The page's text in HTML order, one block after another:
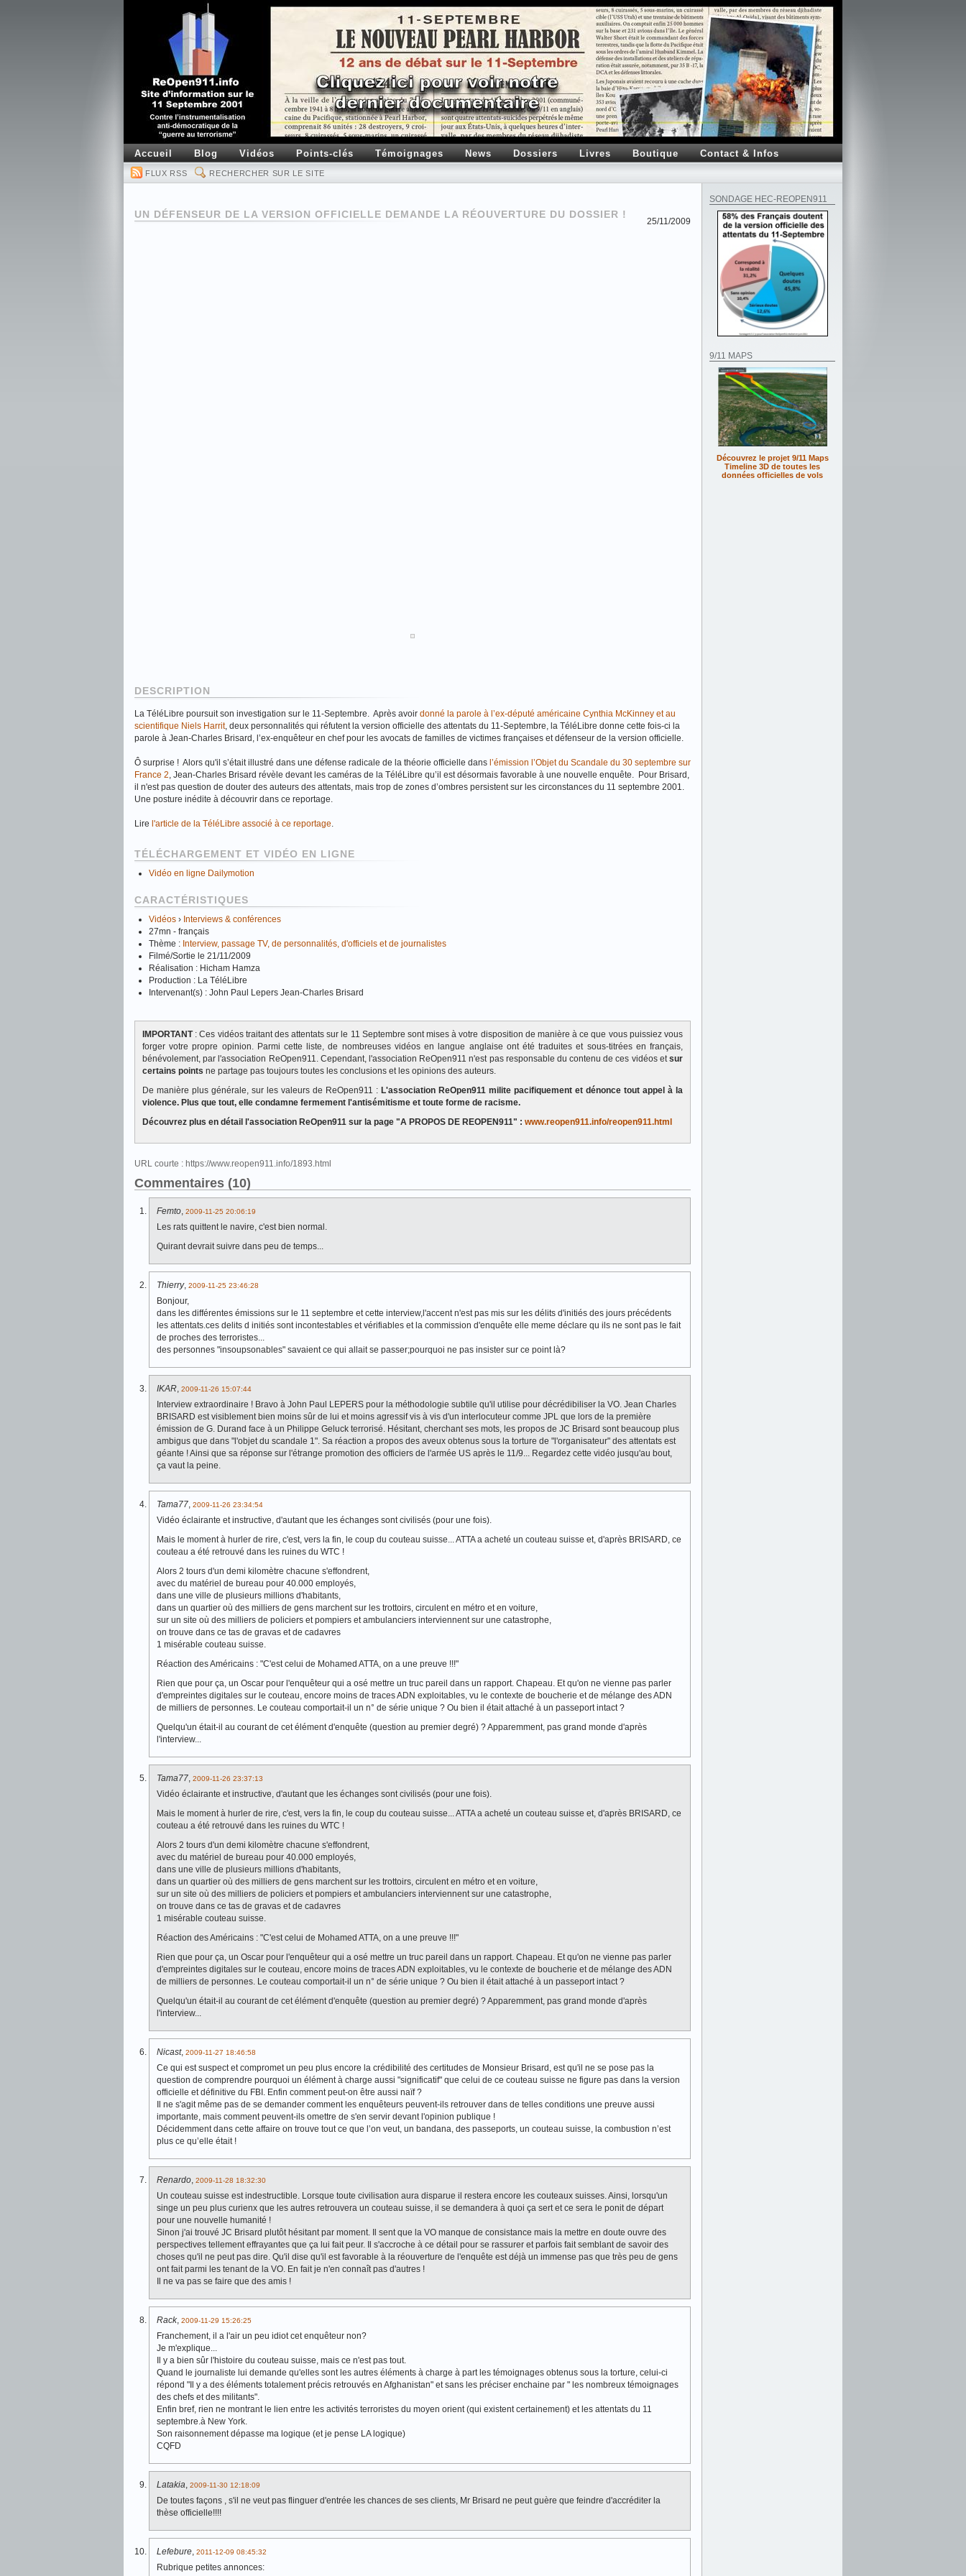
Accueil Blog Vidéos Points-clés Témoignages News Dossiers Livres Boutique Contact & Infos
FLUX RSS RECHERCHER SUR LE SITE
25/11/2009
UN DÉFENSEUR DE LA VERSION OFFICIELLE DEMANDE LA RÉOUVERTURE DU DOSSIER !
DESCRIPTION
La TéléLibre poursuit son investigation sur le 11-Septembre. Après avoir donné la parole à l’ex-député américaine Cynthia McKinney et au
scientifique Niels Harrit, deux personnalités qui réfutent la version officielle des attentats du 11-Septembre, la TéléLibre donne cette fois-ci la
parole à Jean-Charles Brisard, l’ex-enquêteur en chef pour les avocats de familles de victimes françaises et défenseur de la version officielle.
Ô surprise ! Alors qu'il s’était illustré dans une défense radicale de la théorie officielle dans l’émission l’Objet du Scandale du 30 septembre sur
France 2, Jean-Charles Brisard révèle devant les caméras de la TéléLibre qu’il est désormais favorable à une nouvelle enquête. Pour Brisard,
il n'est pas question de douter des auteurs des attentats, mais trop de zones d’ombres persistent sur les circonstances du 11 septembre 2001.
Une posture inédite à découvrir dans ce reportage.
Lire l'article de la TéléLibre associé à ce reportage.
TÉLÉCHARGEMENT ET VIDÉO EN LIGNE
Vidéo en ligne Dailymotion
CARACTÉRISTIQUES
Vidéos › Interviews & conférences
27mn - français
Thème : Interview, passage TV, de personnalités, d'officiels et de journalistes
Filmé/Sortie le 21/11/2009
Réalisation : Hicham Hamza
Production : La TéléLibre
Intervenant(s) : John Paul Lepers Jean-Charles Brisard
IMPORTANT: Ces vidéos traitant des attentats sur le 11 Septembre sont mises à votre disposition de manière à ce que vous puissiez vous
forger votre propre opinion. Parmi cette liste, de nombreuses vidéos en langue anglaise ont été traduites et sous-titrées en français,
bénévolement, par l'association ReOpen911. Cependant, l'association ReOpen911 n'est pas responsable du contenu de ces vidéos etsur
certains points ne partage pas toujours toutes les conclusions et les opinions des auteurs.
De manière plus générale, sur les valeurs de ReOpen911 : L'association ReOpen911 milite pacifiquement et dénonce tout appel à la
violence. Plus que tout, elle condamne fermement l'antisémitisme et toute forme de racisme.
Découvrez plus en détail l'association ReOpen911 sur la page "A PROPOS DE REOPEN911" : www.reopen911.info/reopen911.html
URL courte : https://www.reopen911.info/1893.html
Commentaires (10)
Femto, 2009-11-25 20:06:19
Les rats quittent le navire, c'est bien normal.
Quirant devrait suivre dans peu de temps...
Thierry, 2009-11-25 23:46:28
Bonjour,
dans les différentes émissions sur le 11 septembre et cette interview,l'accent n'est pas mis sur les délits d'initiés des jours précédents
les attentats.ces delits d initiés sont incontestables et vérifiables et la commission d'enquête elle meme déclare qu ils ne sont pas le fait
de proches des terroristes...
des personnes "insoupsonables" savaient ce qui allait se passer;pourquoi ne pas insister sur ce point là?
IKAR, 2009-11-26 15:07:44
Interview extraordinaire ! Bravo à John Paul LEPERS pour la méthodologie subtile qu'il utilise pour décrédibiliser la VO. Jean Charles
BRISARD est visiblement bien moins sûr de lui et moins agressif vis à vis d'un interlocuteur comme JPL que lors de la première
émission de G. Durand face à un Philippe Geluck terrorisé. Hésitant, cherchant ses mots, les propos de JC Brisard sont beaucoup plus
ambigus que dans "l'objet du scandale 1". Sa réaction a propos des aveux obtenus sous la torture de "l'organisateur" des attentats est
géante ! Ainsi que sa réponse sur l'étrange promotion des officiers de l'armée US après le 11/9... Regardez cette vidéo jusqu'au bout,
ça vaut la peine.
Tama77, 2009-11-26 23:34:54
Vidéo éclairante et instructive, d'autant que les échanges sont civilisés (pour une fois).
Mais le moment à hurler de rire, c'est, vers la fin, le coup du couteau suisse... ATTA a acheté un couteau suisse et, d'après BRISARD, ce
couteau a été retrouvé dans les ruines du WTC !
Alors 2 tours d'un demi kilomètre chacune s'effondrent,
avec du matériel de bureau pour 40.000 employés,
dans une ville de plusieurs millions d'habitants,
dans un quartier où des milliers de gens marchent sur les trottoirs, circulent en métro et en voiture,
sur un site où des milliers de policiers et pompiers et ambulanciers interviennent sur une catastrophe,
on trouve dans ce tas de gravas et de cadavres
1 misérable couteau suisse.
Réaction des Américains : "C'est celui de Mohamed ATTA, on a une preuve !!!"
Rien que pour ça, un Oscar pour l'enquêteur qui a osé mettre un truc pareil dans un rapport. Chapeau. Et qu'on ne vienne pas parler
d'empreintes digitales sur le couteau, encore moins de traces ADN exploitables, vu le contexte de boucherie et de mélange des ADN
de milliers de personnes. Le couteau comportait-il un n° de série unique ? Ou bien il était attaché à un passeport intact ?
Quelqu'un était-il au courant de cet élément d'enquête (question au premier degré) ? Apparemment, pas grand monde d'après
l'interview...
Tama77, 2009-11-26 23:37:13
Vidéo éclairante et instructive, d'autant que les échanges sont civilisés (pour une fois).
Mais le moment à hurler de rire, c'est, vers la fin, le coup du couteau suisse... ATTA a acheté un couteau suisse et, d'après BRISARD, ce
couteau a été retrouvé dans les ruines du WTC !
Alors 2 tours d'un demi kilomètre chacune s'effondrent,
avec du matériel de bureau pour 40.000 employés,
dans une ville de plusieurs millions d'habitants,
dans un quartier où des milliers de gens marchent sur les trottoirs, circulent en métro et en voiture,
sur un site où des milliers de policiers et pompiers et ambulanciers interviennent sur une catastrophe,
on trouve dans ce tas de gravas et de cadavres
1 misérable couteau suisse.
Réaction des Américains : "C'est celui de Mohamed ATTA, on a une preuve !!!"
Rien que pour ça, un Oscar pour l'enquêteur qui a osé mettre un truc pareil dans un rapport. Chapeau. Et qu'on ne vienne pas parler
d'empreintes digitales sur le couteau, encore moins de traces ADN exploitables, vu le contexte de boucherie et de mélange des ADN
de milliers de personnes. Le couteau comportait-il un n° de série unique ? Ou bien il était attaché à un passeport intact ?
Quelqu'un était-il au courant de cet élément d'enquête (question au premier degré) ? Apparemment, pas grand monde d'après
l'interview...
Nicast, 2009-11-27 18:46:58
Ce qui est suspect et compromet un peu plus encore la crédibilité des certitudes de Monsieur Brisard, est qu'il ne se pose pas la
question de comprendre pourquoi un élément à charge aussi "significatif" que celui de ce couteau suisse ne figure pas dans la version
officielle et définitive du FBI. Enfin comment peut-on être aussi naïf ?
Il ne s'agit même pas de se demander comment les enquêteurs peuvent-ils retrouver dans de telles conditions une preuve aussi
importante, mais comment peuvent-ils omettre de s'en servir devant l'opinion publique !
Décidemment dans cette affaire on trouve tout ce que l’on veut, un bandana, des passeports, un couteau suisse, la combustion n’est
plus ce qu’elle était !
Renardo, 2009-11-28 18:32:30
Un couteau suisse est indestructible. Lorsque toute civilisation aura disparue il restera encore les couteaux suisses. Ainsi, lorsqu'un
singe un peu plus curienx que les autres retrouvera un couteau suisse, il se demandera à quoi ça sert et ce sera le ponit de départ
pour une nouvelle humanité !
Sinon j'ai trouvé JC Brisard plutôt hésitant par moment. Il sent que la VO manque de consistance mais la mettre en doute ouvre des
perspectives tellement effrayantes que ça lui fait peur. Il s'accroche à ce détail pour se rassurer et parfois fait semblant de savoir des
choses qu'il ne peut pas dire. Qu'il dise qu'il est favorable à la réouverture de l'enquête est déjà un immense pas que très peu de gens
ont fait parmi les tenant de la VO. En fait je n'en connaît pas d'autres !
Il ne va pas se faire que des amis !
Rack, 2009-11-29 15:26:25
Franchement, il a l'air un peu idiot cet enquêteur non?
Je m'explique...
Il y a bien sûr l'histoire du couteau suisse, mais ce n'est pas tout.
Quand le journaliste lui demande qu'elles sont les autres éléments à charge à part les témoignages obtenus sous la torture, celui-ci
répond "Il y a des éléments totalement précis retrouvés en Afghanistan" et sans les préciser enchaine par " les nombreux témoignages
des chefs et des militants".
Enfin bref, rien ne montrant le lien entre les activités terroristes du moyen orient (qui existent certainement) et les attentats du 11
septembre.à New York.
Son raisonnement dépasse ma logique (et je pense LA logique)
CQFD
Latakia, 2009-11-30 12:18:09
De toutes façons , s'il ne veut pas flinguer d'entrée les chances de ses clients, Mr Brisard ne peut guère que feindre d'accréditer la
thèse officielle!!!!
Lefebure, 2011-12-09 08:45:32
Rubrique petites annonces:
SONDAGE HEC-REOPEN911
9/11 MAPS
Découvrez le projet 9/11 Maps
Timeline 3D de toutes les
données officielles de vols